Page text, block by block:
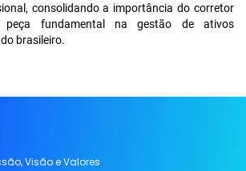
consolidando a importância do corretor
peça fundamental na gestão de ativos
brasileiro.
Visão e Valores